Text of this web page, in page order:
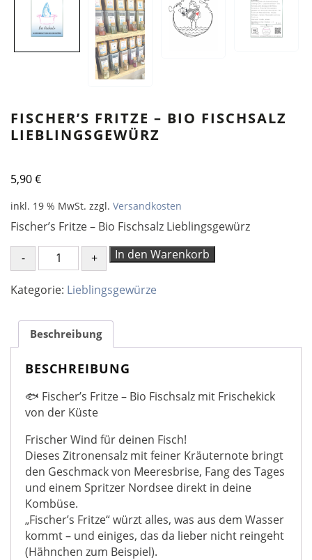
FISCHER’S FRITZE – BIO FISCHSALZ
LIEBLINGSGEWÜRZ
5,90€
inkl. 19 % MwSt. zzgl. Versandkosten
Fischer’s Fritze – Bio Fischsalz Lieblingsgewürz
Fritze
–
Fischsalz
Lieblingsgewürz
Menge
In den Warenkorb
Kategorie: Lieblingsgewürze
Beschreibung
BESCHREIBUNG
🐟 Fischer’s Fritze – Bio Fischsalz mit Frischekick
von der Küste
Frischer Wind für deinen Fisch!
Dieses Zitronensalz mit feiner Kräuternote bringt
den Geschmack von Meeresbrise, Fang des Tages
und einem Spritzer Nordsee direkt in deine
Kombüse.
„Fischer’s Fritze“ würzt alles, was aus dem Wasser
kommt – und einiges, das da lieber nicht reingeht
(Hähnchen zum Beispiel).